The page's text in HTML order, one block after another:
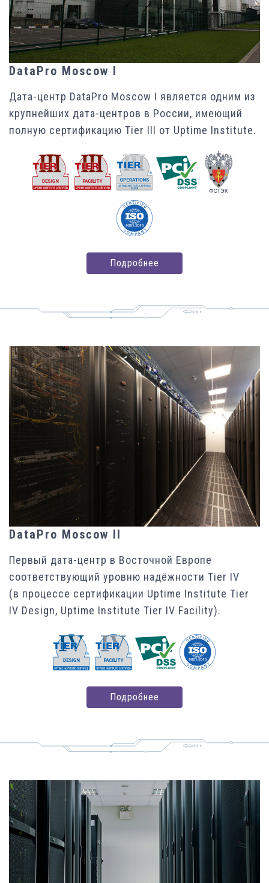
DataPro Moscow I
Дата-центр DataPro Moscow I является одним из
крупнейших дата-центров в России, имеющий
полную сертификацию Tier III от Uptime Institute.
Подробнее
DataPro Moscow II
Первый дата-центр в Восточной Европе
соответствующий уровню надёжности Tier IV
(в процессе сертификации Uptime Institute Tier
IV Design, Uptime Institute Tier IV Facility).
Подробнее